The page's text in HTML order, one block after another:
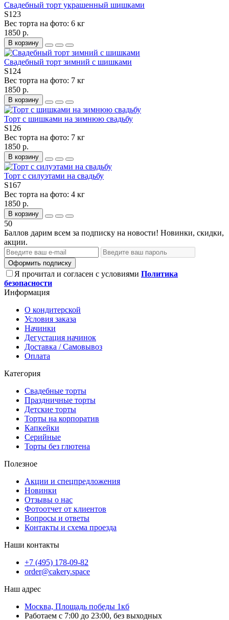
Свадебный торт украшенный шишками
S123
Вес торта на фото: 6 кг
1850 р.
В корзину
Свадебный торт зимний с шишками
S124
Вес торта на фото: 7 кг
1850 р.
В корзину
Торт с шишками на зимнюю свадьбу
S126
Вес торта на фото: 7 кг
1850 р.
В корзину
Торт с силуэтами на свадьбу
S167
Вес торта на фото: 4 кг
1850 р.
В корзину
50
Баллов дарим всем за подписку на новости! Новинки, скидки,
акции.
Оформить подписку
Я прочитал и согласен с условиями Политика
безопасности
Информация
О кондитерской
Условия заказа
Начинки
Дегустация начинок
Доставка / Самовывоз
Оплата
Категория
Свадебные торты
Праздничные торты
Детские торты
Торты на корпоратив
Капкейки
Серийные
Торты без глютена
Полезное
Акции и спецпредложения
Новинки
Отзывы о нас
Фотоотчет от клиентов
Вопросы и ответы
Контакты и схема проезда
Наши контакты
+7 (495) 178-09-82
order@cakery.space
Наш адрес
Москва, Площадь победы 1кб
Работаем с 7:00 до 23:00, без выходных